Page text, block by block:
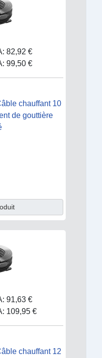
82,92 €
99,50 €
chauffant 10
de gouttière
91,63 €
109,95 €
chauffant 12